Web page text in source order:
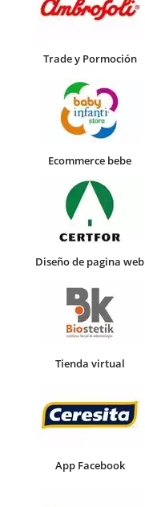
Trade y Pormoción
Ecommerce bebe
Diseño de pagina web
Tienda virtual
App Facebook